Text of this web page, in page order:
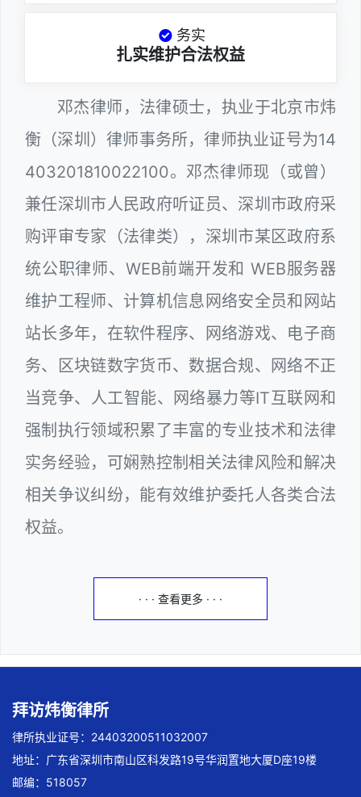
务实
扎实维护合法权益
邓杰律师，法律硕士，执业于北京市炜
衡（深圳）律师事务所，律师执业证号为14
403201810022100。邓杰律师现（或曾）
兼任深圳市人民政府听证员、深圳市政府采
购评审专家（法律类），深圳市某区政府系
统公职律师、WEB前端开发和 WEB服务器
维护工程师、计算机信息网络安全员和网站
站长多年，在软件程序、网络游戏、电子商
务、区块链数字货币、数据合规、网络不正
当竞争、人工智能、网络暴力等IT互联网和
强制执行领域积累了丰富的专业技术和法律
实务经验，可娴熟控制相关法律风险和解决
相关争议纠纷，能有效维护委托人各类合法
权益。
· · · 查看更多 · · ·
拜访炜衡律所
律所执业证号：24403200511032007
地址：广东省深圳市南山区科发路19号华润置地大厦D座19楼
邮编：518057